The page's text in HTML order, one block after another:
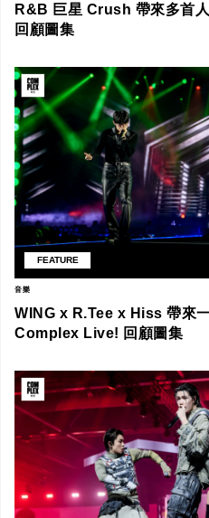
R&B 巨星 Crush 帶來多首
回顧圖集
FEATURE
音樂
WING x R.Tee x Hiss 帶來
Complex Live! 回顧圖集